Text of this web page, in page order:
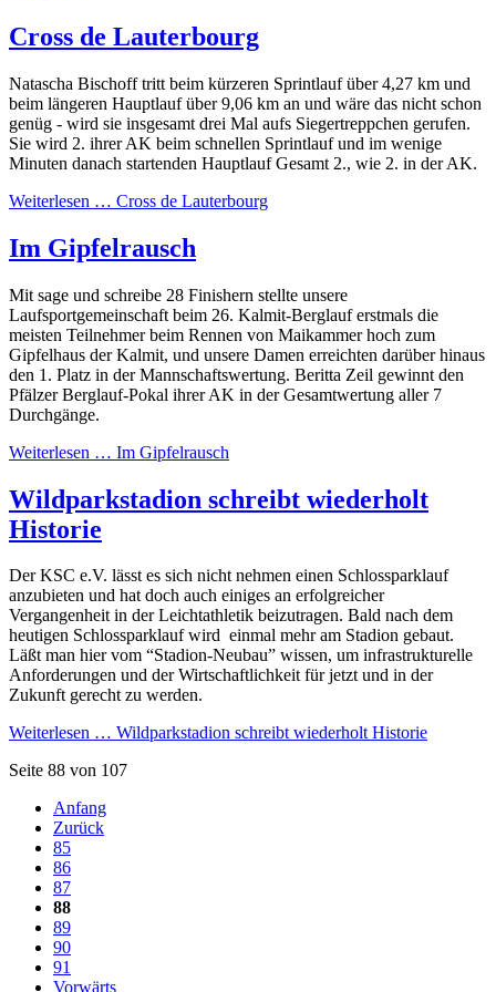
Cross de Lauterbourg
Natascha Bischoff tritt beim kürzeren Sprintlauf über 4,27 km und
beim längeren Hauptlauf über 9,06 km an und wäre das nicht schon
genüg - wird sie insgesamt drei Mal aufs Siegertreppchen gerufen.
Sie wird 2. ihrer AK beim schnellen Sprintlauf und im wenige
Minuten danach startenden Hauptlauf Gesamt 2., wie 2. in der AK.
Weiterlesen … Cross de Lauterbourg
Im Gipfelrausch
Mit sage und schreibe 28 Finishern stellte unsere
Laufsportgemeinschaft beim 26. Kalmit-Berglauf erstmals die
meisten Teilnehmer beim Rennen von Maikammer hoch zum
Gipfelhaus der Kalmit, und unsere Damen erreichten darüber hinaus
den 1. Platz in der Mannschaftswertung. Beritta Zeil gewinnt den
Pfälzer Berglauf-Pokal ihrer AK in der Gesamtwertung aller 7
Durchgänge.
Weiterlesen … Im Gipfelrausch
Wildparkstadion schreibt wiederholt
Historie
Der KSC e.V. lässt es sich nicht nehmen einen Schlossparklauf
anzubieten und hat doch auch einiges an erfolgreicher
Vergangenheit in der Leichtathletik beizutragen. Bald nach dem
heutigen Schlossparklauf wird einmal mehr am Stadion gebaut.
Läßt man hier vom “Stadion-Neubau” wissen, um infrastrukturelle
Anforderungen und der Wirtschaftlichkeit für jetzt und in der
Zukunft gerecht zu werden.
Weiterlesen … Wildparkstadion schreibt wiederholt Historie
Seite 88 von 107
Anfang
Zurück
85
86
87
88
89
90
91
Vorwärts